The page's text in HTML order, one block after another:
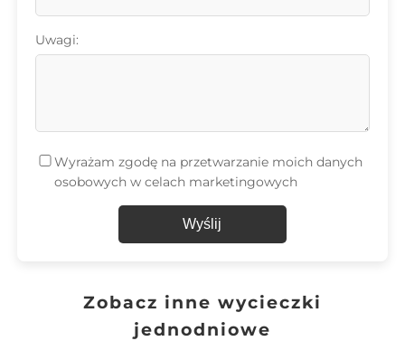
Uwagi:
Wyrażam zgodę na przetwarzanie moich danych
osobowych w celach marketingowych
Wyślij
Zobacz inne wycieczki
jednodniowe